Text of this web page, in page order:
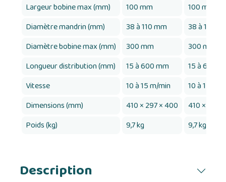
Largeur bobine max (mm)
100 mm
100 mm
Diamètre mandrin (mm)
38 à 110 mm
38 à 110
Diamètre bobine max (mm)
300 mm
300 mm
Longueur distribution (mm)
15 à 600 mm
15 à 600
Vitesse
10 à 15 m/min
10 à 15 m/
Dimensions (mm)
410 × 297 × 400
410 × 297
Poids (kg)
9,7 kg 9,7 kg
Description